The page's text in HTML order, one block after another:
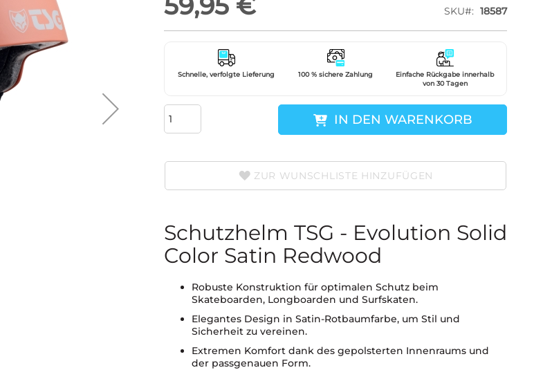
SKU
18587
Schnelle, verfolgte Lieferung 100 % sichere Zahlung
Einfache Rückgabe innerhalb
von 30 Tagen
IN DEN WARENKORB
ZUR WUNSCHLISTE HINZUFÜGEN
Schutzhelm TSG - Evolution Solid
Color Satin Redwood
Robuste Konstruktion für optimalen Schutz beim
Skateboarden, Longboarden und Surfskaten.
Elegantes Design in Satin-Rotbaumfarbe, um Stil und
Sicherheit zu vereinen.
Extremen Komfort dank des gepolsterten Innenraums und
der passgenauen Form.